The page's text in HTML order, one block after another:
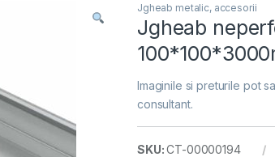
Jgheab metalic, accesorii
Jgheab
Imaginile si preturile pot
consultant.
SKU:CT-00000194